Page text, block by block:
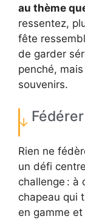
au thème
ressentez,
fête
de garder
penché,
souvenirs.
Rien ne
un défi
challenge : à
chapeau qui
en gamme